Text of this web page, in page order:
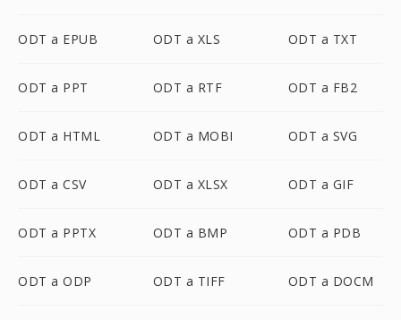
ODT a EPUB ODT a XLS ODT a TXT
ODT a PPT ODT a RTF ODT a FB2
ODT a HTML ODT a MOBI ODT a SVG
ODT a CSV ODT a XLSX ODT a GIF
ODT a PPTX ODT a BMP ODT a PDB
ODT a ODP ODT a TIFF ODT a DOCM